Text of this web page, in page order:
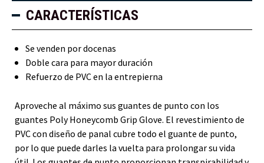
CARACTERÍSTICAS
Se venden por docenas
Doble cara para mayor duración
Refuerzo de PVC en la entrepierna
Aproveche al máximo sus guantes de punto con los
guantes Poly Honeycomb Grip Glove. El revestimiento de
PVC con diseño de panal cubre todo el guante de punto,
por lo que puede darles la vuelta para prolongar su vida